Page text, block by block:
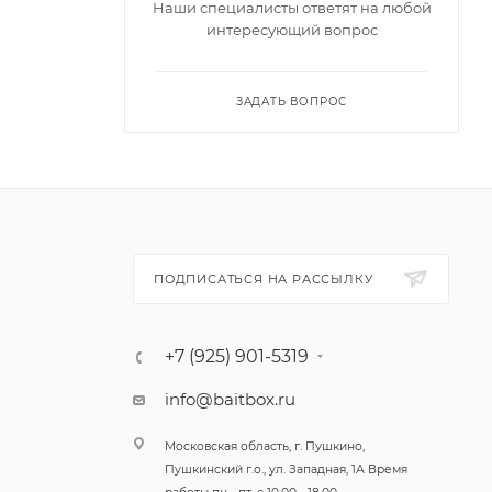
Наши специалисты ответят на любой
интересующий вопрос
ЗАДАТЬ ВОПРОС
ПОДПИСАТЬСЯ НА РАССЫЛКУ
+7 (925) 901-5319
info@baitbox.ru
Московская область, г. Пушкино,
Пушкинский г.о., ул. Западная, 1А Время